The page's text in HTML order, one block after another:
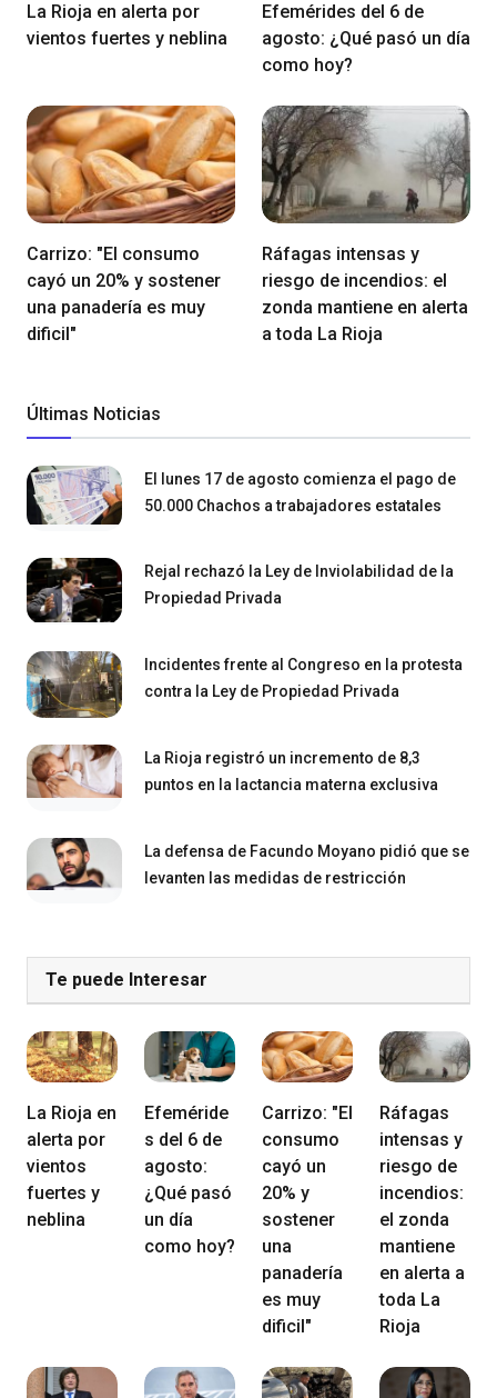
La Rioja en alerta por
vientos fuertes y neblina
Efemérides del 6 de
agosto: ¿Qué pasó un día
como hoy?
Carrizo: "El consumo
cayó un 20% y sostener
una panadería es muy
dificil"
Ráfagas intensas y
riesgo de incendios: el
zonda mantiene en alerta
a toda La Rioja
Últimas Noticias
El lunes 17 de agosto comienza el pago de
50.000 Chachos a trabajadores estatales
Rejal rechazó la Ley de Inviolabilidad de la
Propiedad Privada
Incidentes frente al Congreso en la protesta
contra la Ley de Propiedad Privada
La Rioja registró un incremento de 8,3
puntos en la lactancia materna exclusiva
La defensa de Facundo Moyano pidió que se
levanten las medidas de restricción
Te puede Interesar
La Rioja en
alerta por
vientos
fuertes y
neblina
Efeméride
s del 6 de
agosto:
¿Qué pasó
un día
como hoy?
Carrizo: "El
consumo
cayó un
20% y
sostener
una
panadería
es muy
dificil"
Ráfagas
intensas y
riesgo de
incendios:
el zonda
mantiene
en alerta a
toda La
Rioja